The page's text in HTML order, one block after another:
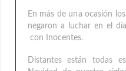
En más de una ocasión
negaron a luchar en el
con Inocentes.
Distantes están todas